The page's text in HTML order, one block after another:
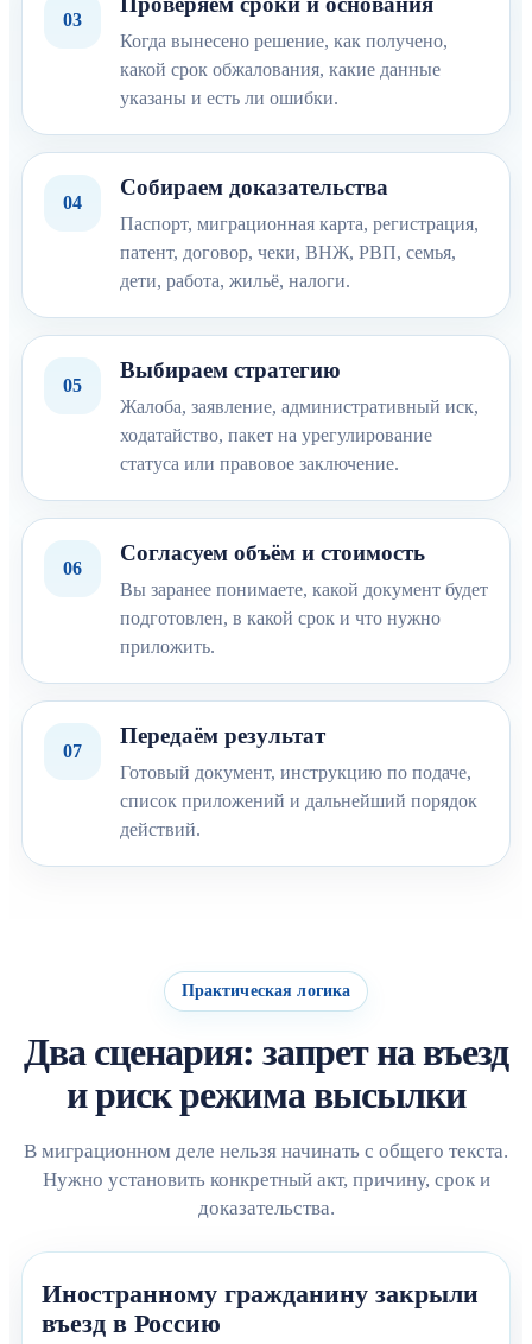
03
Когда вынесено решение, как получено,
какой срок обжалования, какие данные
указаны и есть ли ошибки.
04
Собираем доказательства
Паспорт, миграционная карта, регистрация,
патент, договор, чеки, ВНЖ, РВП, семья,
дети, работа, жильё, налоги.
05
Выбираем стратегию
Жалоба, заявление, административный иск,
ходатайство, пакет на урегулирование
статуса или правовое заключение.
06
Согласуем объём и стоимость
Вы заранее понимаете, какой документ будет
подготовлен, в какой срок и что нужно
приложить.
07
Передаём результат
Готовый документ, инструкцию по подаче,
список приложений и дальнейший порядок
действий.
Практическая логика
Два сценария: запрет на въезд
и риск режима высылки
В миграционном деле нельзя начинать с общего текста.
Нужно установить конкретный акт, причину, срок и
доказательства.
Иностранному гражданину закрыли
въезд в Россию